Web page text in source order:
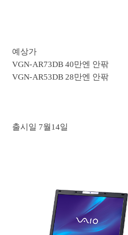
예상가
VGN-AR73DB 40만엔 안팎
VGN-AR53DB 28만엔 안팎
출시일 7월14일